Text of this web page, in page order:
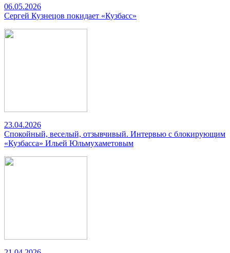
06.05.2026
Сергей Кузнецов покидает «Кузбасс»
23.04.2026
Спокойный, веселый, отзывчивый. Интервью с блокирующим
«Кузбасса» Ильей Юльмухаметовым